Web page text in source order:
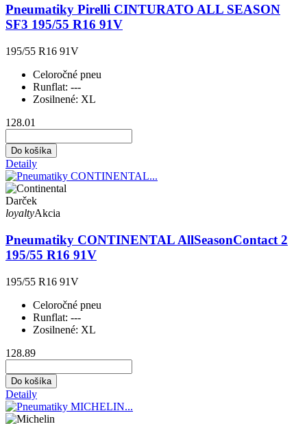
Pneumatiky Pirelli CINTURATO ALL SEASON
SF3 195/55 R16 91V
195/55 R16 91V
Celoročné pneu
Runflat: ---
Zosilnené: XL
128.01
Do košíka
Detaily
Darček
loyaltyAkcia
Pneumatiky CONTINENTAL AllSeasonContact 2
195/55 R16 91V
195/55 R16 91V
Celoročné pneu
Runflat: ---
Zosilnené: XL
128.89
Do košíka
Detaily